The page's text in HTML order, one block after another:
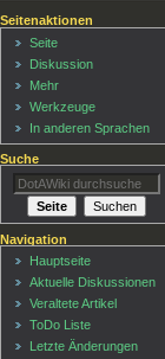
Seitenaktionen
Seite
Diskussion
Mehr
Werkzeuge
In anderen Sprachen
Suche
Navigation
Hauptseite
Aktuelle Diskussionen
Veraltete Artikel
ToDo Liste
Letzte Änderungen